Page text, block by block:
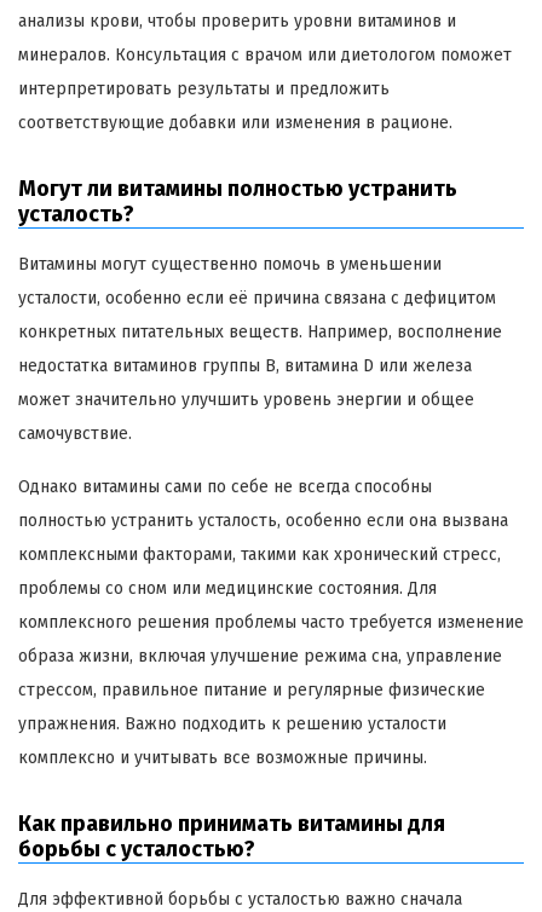
анализы крови, чтобы проверить уровни витаминов и
минералов. Консультация с врачом или диетологом поможет
интерпретировать результаты и предложить
соответствующие добавки или изменения в рационе.
Могут ли витамины полностью устранить
усталость?
Витамины могут существенно помочь в уменьшении
усталости, особенно если её причина связана с дефицитом
конкретных питательных веществ. Например, восполнение
недостатка витаминов группы B, витамина D или железа
может значительно улучшить уровень энергии и общее
самочувствие.
Однако витамины сами по себе не всегда способны
полностью устранить усталость, особенно если она вызвана
комплексными факторами, такими как хронический стресс,
проблемы со сном или медицинские состояния. Для
комплексного решения проблемы часто требуется изменение
образа жизни, включая улучшение режима сна, управление
стрессом, правильное питание и регулярные физические
упражнения. Важно подходить к решению усталости
комплексно и учитывать все возможные причины.
Как правильно принимать витамины для
борьбы с усталостью?
Для эффективной борьбы с усталостью важно сначала